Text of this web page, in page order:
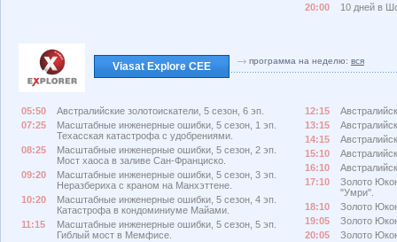
20:00
10 дней в
Viasat Explore CEE программа на неделю: вся
05:50
Австралийские золотоискатели, 5 сезон, 6 эп.
07:25
Масштабные инженерные ошибки, 5 сезон, 1 эп.
Техасская катастрофа с удобрениями.
08:25
Масштабные инженерные ошибки, 5 сезон, 2 эп.
Мост хаоса в заливе Сан-Франциско.
09:20
Масштабные инженерные ошибки, 5 сезон, 3 эп.
Неразбериха с краном на Манхэттене.
10:20
Масштабные инженерные ошибки, 5 сезон, 4 эп.
Катастрофа в кондоминиуме Майами.
11:15
Масштабные инженерные ошибки, 5 сезон, 5 эп.
Гиблый мост в Мемфисе.
12:15
13:15
14:15
15:10
16:10
17:10
Золото
"Умри".
18:10
Золото
19:05
Золото
20:05
Золото